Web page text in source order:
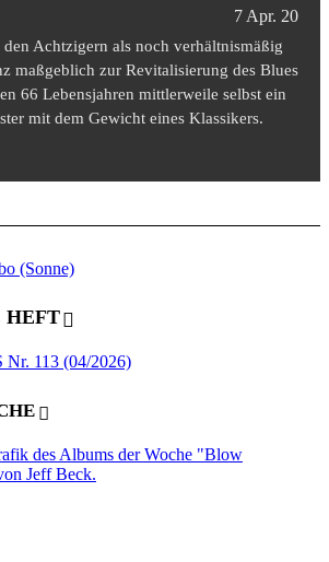
7 Apr. 20
Achtzigern als noch verhältnismäßig
maßgeblich zur Revitalisierung des Blues
66 Lebensjahren mittlerweile selbst ein
mit dem Gewicht eines Klassikers.
HEFT